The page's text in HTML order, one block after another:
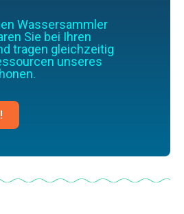
Wassersammler
Sie bei Ihren
tragen gleichzeitig
unseres